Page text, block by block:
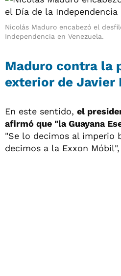
Nicolás Maduro encabezó el
Independencia en Venezuela.
Maduro contra la
exterior de Javier
En este sentido, el
afirmó que "la Guayana
"Se lo decimos al imperio
decimos a la Exxon